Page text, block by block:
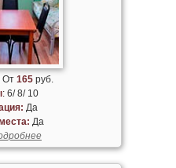
От165 руб.
: 6/ 8/ 10
Да
Да